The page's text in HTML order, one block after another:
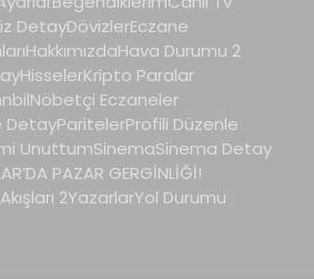
DetayDövizlerEczane
HakkımızdaHava Durumu 2
HisselerKripto Paralar
Nöbetçi Eczaneler
DetayParitelerProfili Düzenle
UnuttumSinemaSinema Detay
PAZAR GERGİNLİĞİ!
2YazarlarYol Durumu